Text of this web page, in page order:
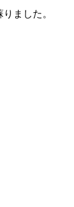
ました。